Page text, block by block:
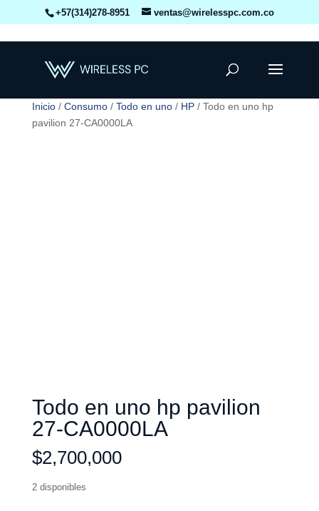
+57(314)278-8951 ventas@wirelesspc.com.co
Inicio/ Consumo/ Todo en uno/ HP/ Todo en uno hp
pavilion 27-CA0000LA
Todo en uno hp pavilion
27-CA0000LA
$2,700,000
2 disponibles